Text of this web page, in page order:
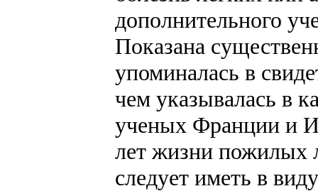
дополнительного
Показана
упоминалась в
чем указывалась в
ученых Франции и
лет жизни пожилых
следует иметь в